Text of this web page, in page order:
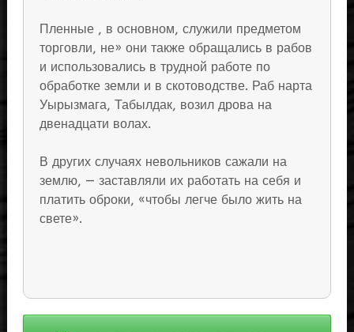
Пленные , в основном, служили предметом
торговли, не» они также обращались в рабов
и использовались в трудной работе по
обработке земли и в скотоводстве. Раб нарта
Уырызмага, Табылдак, возил дрова на
двенадцати волах.
В других случаях невольников сажали на
землю, — заставляли их работать на себя и
платить оброки, «чтобы легче было жить на
свете».
Навигация